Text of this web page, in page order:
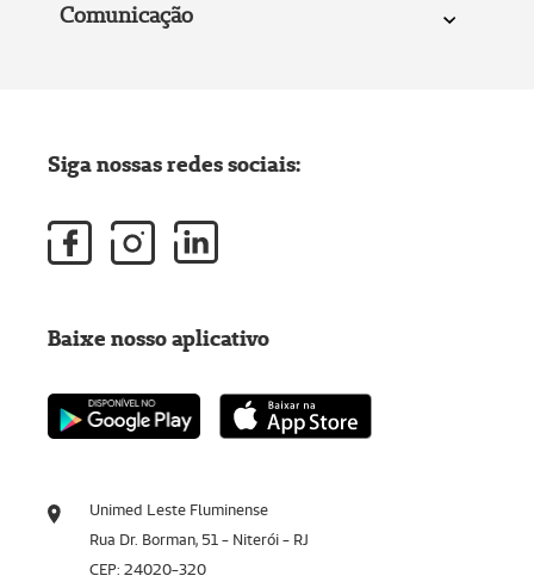
Comunicação
Unimed Leste Fluminense
Rua Dr. Borman, 51 - Niterói - RJ
CEP: 24020-320
Siga nossas redes sociais:
Baixe nosso aplicativo